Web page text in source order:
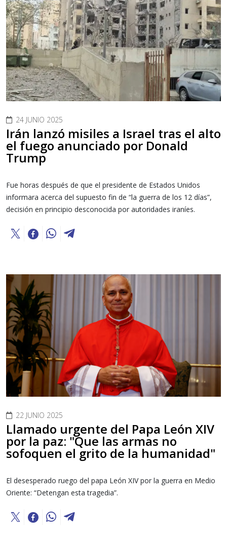
24 JUNIO 2025
Irán lanzó misiles a Israel tras el alto
el fuego anunciado por Donald
Trump
Fue horas después de que el presidente de Estados Unidos
informara acerca del supuesto fin de “la guerra de los 12 días”,
decisión en principio desconocida por autoridades iraníes.
22 JUNIO 2025
Llamado urgente del Papa León XIV
por la paz: "Que las armas no
sofoquen el grito de la humanidad"
El desesperado ruego del papa León XIV por la guerra en Medio
Oriente: “Detengan esta tragedia”.